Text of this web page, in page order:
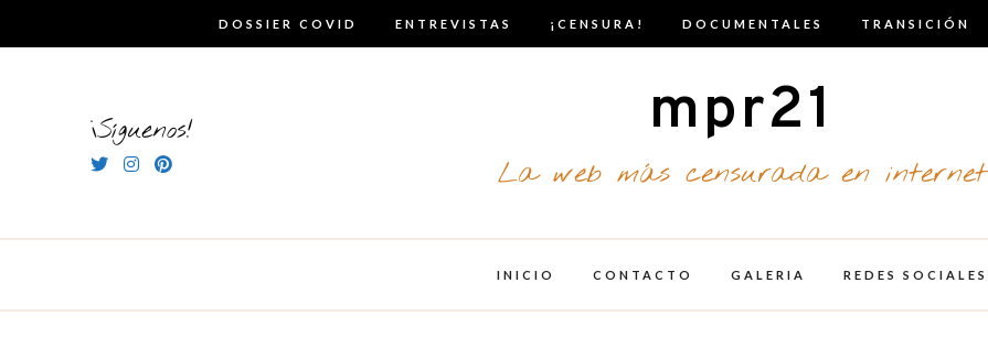
DOSSIER COVID ENTREVISTAS ¡CENSURA! DOCUMENTALES TRANSICIÓN
¡Síguenos! mpr21
La web más censurada en internet
INICIO CONTACTO GALERIA REDES SOCIALES